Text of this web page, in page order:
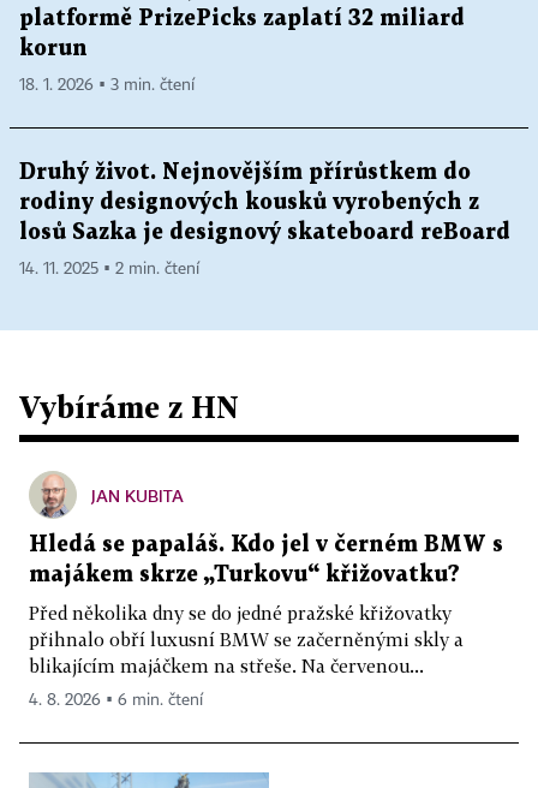
platformě PrizePicks zaplatí 32 miliard
korun
18. 1. 2026 ▪ 3 min. čtení
Druhý život. Nejnovějším přírůstkem do
rodiny designových kousků vyrobených z
losů Sazka je designový skateboard reBoard
14. 11. 2025 ▪ 2 min. čtení
Vybíráme z HN
JAN KUBITA
Hledá se papaláš. Kdo jel v černém BMW s
majákem skrze „Turkovu“ křižovatku?
Před několika dny se do jedné pražské křižovatky
přihnalo obří luxusní BMW se začerněnými skly a
blikajícím majáčkem na střeše. Na červenou...
4. 8. 2026 ▪ 6 min. čtení